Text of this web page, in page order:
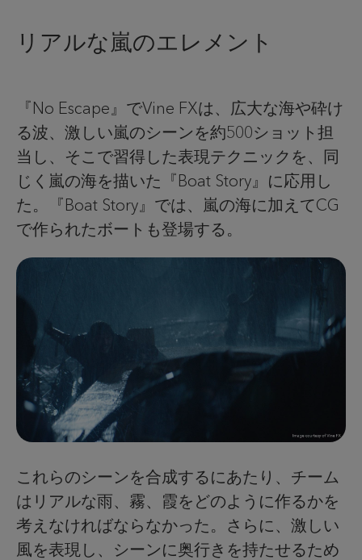
リアルな嵐のエレメント
『No Escape』でVine FXは、広大な海や砕け
る波、激しい嵐のシーンを約500ショット担
当し、そこで習得した表現テクニックを、同
じく嵐の海を描いた『Boat Story』に応用し
た。『Boat Story』では、嵐の海に加えてCG
で作られたボートも登場する。
これらのシーンを合成するにあたり、チーム
はリアルな雨、霧、霞をどのように作るかを
考えなければならなかった。さらに、激しい
風を表現し、シーンに奥行きを持たせるため